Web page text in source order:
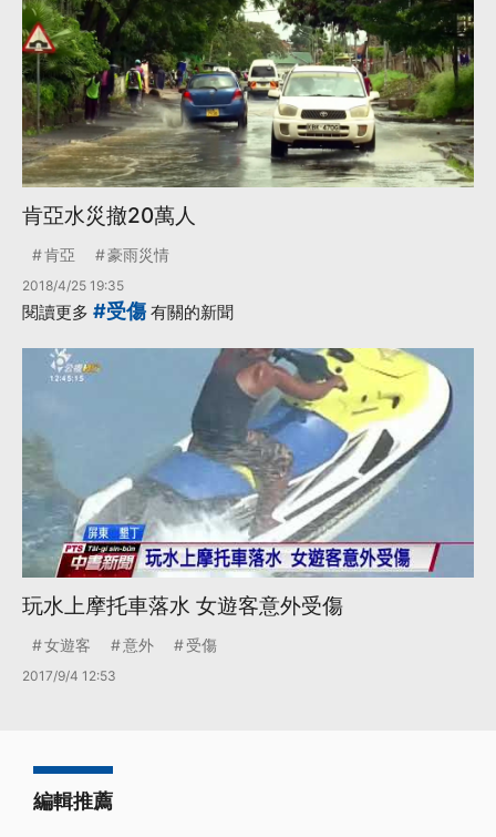
肯亞水災撤20萬人
肯亞 豪雨災情
2018/4/25 19:35
閱讀更多 #受傷有關的新聞
玩水上摩托車落水 女遊客意外受傷
女遊客 意外 受傷
2017/9/4 12:53
編輯推薦